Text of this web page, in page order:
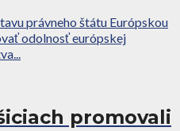
právneho štátu Európskou
odolnosť európskej
promovali